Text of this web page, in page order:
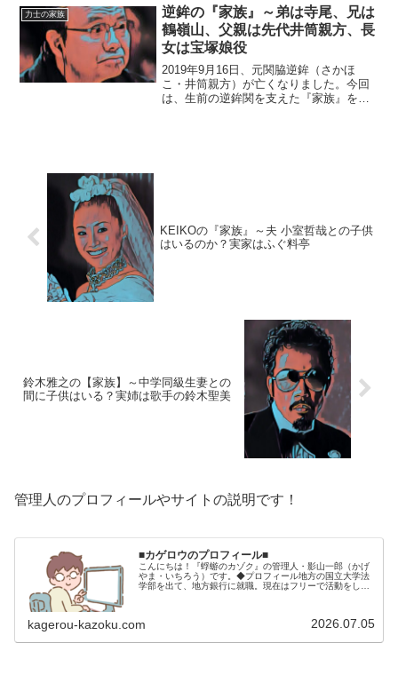
日：1991年4月17日年齢：28歳 ※2020
年3月現在...
力士の家族
逆鉾の『家族』～弟は寺尾、兄は
鶴嶺山、父親は先代井筒親方、長
女は宝塚娘役
2019年9月16日、元関脇逆鉾（さかほ
こ・井筒親方）が亡くなりました。今回
は、生前の逆鉾関を支えた『家族』をご
KEIKOの『家族』～夫 小室哲哉との子供
はいるのか？実家はふぐ料亭
鈴木雅之の【家族】～中学同級生妻との
間に子供はいる？実姉は歌手の鈴木聖美
管理人のプロフィールやサイトの説明です！
■カゲロウのプロフィール■
こんにちは！『蜉蝣のカゾク』の管理人・影山一郎（かげ
やま・いちろう）です。◆プロフィール地方の国立大学法
学部を出て、地方銀行に就職。現在はフリーで活動をして
kagerou-kazoku.com 2026.07.05